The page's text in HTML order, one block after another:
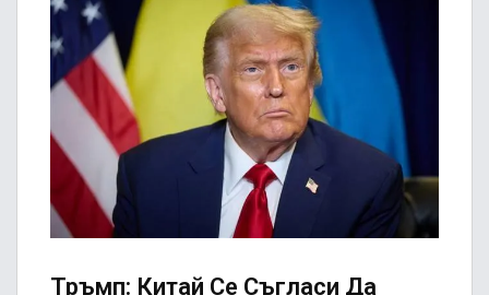
Тръмп: Китай Се Съгласи Да